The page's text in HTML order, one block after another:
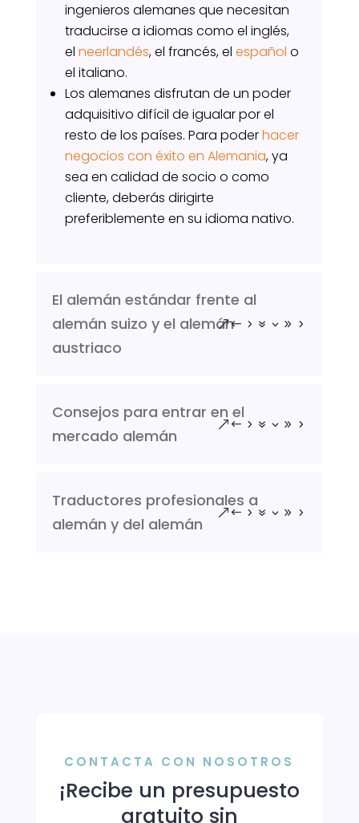
ingenieros alemanes que necesitan
traducirse a idiomas como el inglés,
el neerlandés, el francés, el español o
el italiano.
Los alemanes disfrutan de un poder
adquisitivo difícil de igualar por el
resto de los países. Para poderhacer
negocios con éxito en Alemania, ya
sea en calidad de socio o como
cliente, deberás dirigirte
preferiblemente en su idioma nativo.
El alemán estándar frente al
alemán suizo y el alemán
austriaco
Consejos para entrar en el
mercado alemán
Traductores profesionales a
alemán y del alemán
CONTACTA CON NOSOTROS
¡Recibe un presupuesto
gratuito sin